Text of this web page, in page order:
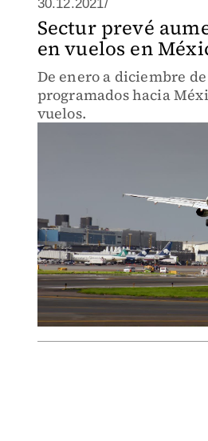
30.12.2021/
Sectur prevé
en vuelos en
De enero a diciembre
programados hacia
vuelos.